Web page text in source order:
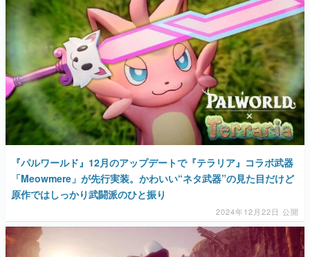
『パルワールド』12月のアップデートで『テラリア』コラボ武器
「Meowmere」が先行実装。かわいい“ネタ武器”の見た目だけど
原作ではしっかり武闘派のひと振り
2024年12月22日 公開